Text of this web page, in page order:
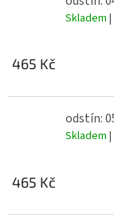
Skladem |
465 Kč
odstín:
Skladem |
465 Kč